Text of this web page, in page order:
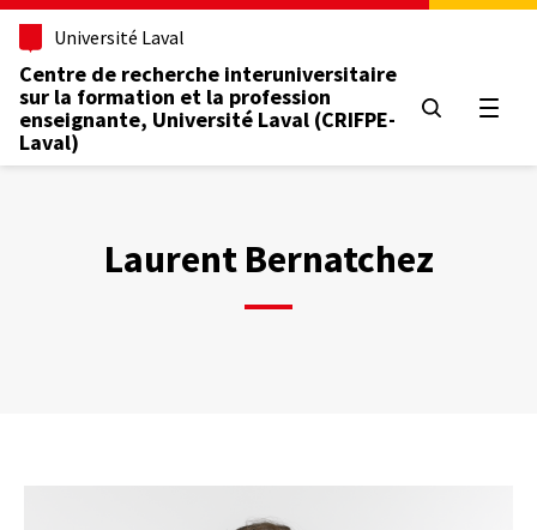
Aller
contenu
principal
Université Laval
Centre de recherche interuniversitaire
sur la formation et la profession
enseignante, Université Laval (CRIFPE-
Laval)
Laurent Bernatchez